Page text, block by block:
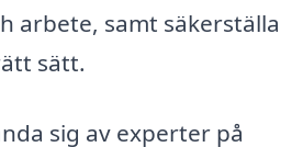
arbete, samt säkerställa
sätt.
sig av experter på